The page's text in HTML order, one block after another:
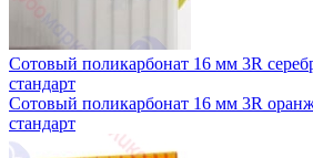
Сотовый поликарбонат 16 мм 3R
стандарт
Сотовый поликарбонат 16 мм 3R
стандарт